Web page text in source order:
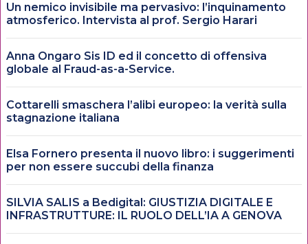
Un nemico invisibile ma pervasivo: l’inquinamento
atmosferico. Intervista al prof. Sergio Harari
Anna Ongaro Sis ID ed il concetto di offensiva
globale al Fraud-as-a-Service.
Cottarelli smaschera l’alibi europeo: la verità sulla
stagnazione italiana
Elsa Fornero presenta il nuovo libro: i suggerimenti
per non essere succubi della finanza
SILVIA SALIS a Bedigital: GIUSTIZIA DIGITALE E
INFRASTRUTTURE: IL RUOLO DELL’IA A GENOVA